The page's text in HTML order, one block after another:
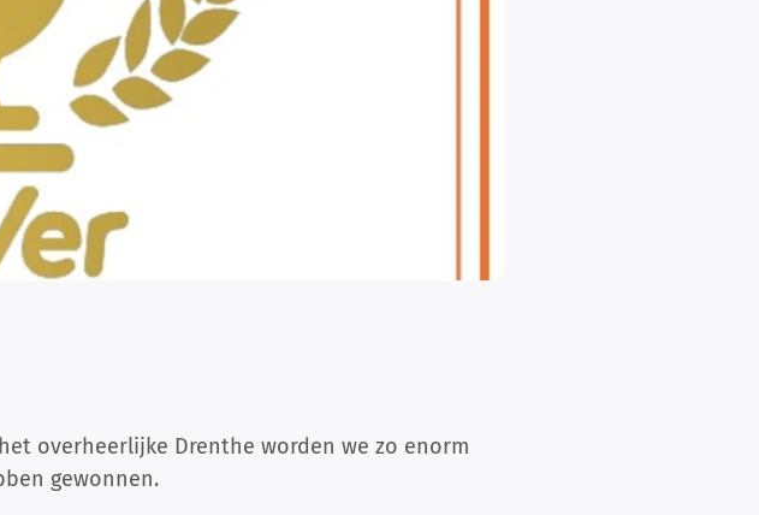
overheerlijke Drenthe worden we zo enorm
gewonnen.